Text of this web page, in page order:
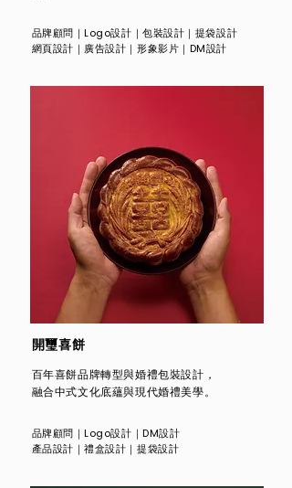
品牌顧問 ｜Logo設計｜包裝設計｜提袋設計
​網頁設計｜廣告設計｜形象影片｜DM設計
開璽喜餅
百年喜餅品牌轉型與婚禮包裝設計，
融合中式文化底蘊與現代婚禮美學。
品牌顧問 ｜Logo設計 ｜DM設計
產品設計 ｜禮盒設計 ｜提袋設計